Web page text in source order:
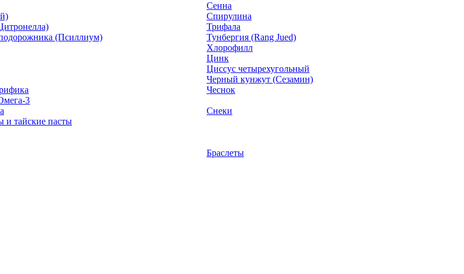
(Псиллиум)
3
Сенна
Спирулина
Трифала
Тунбергия (Rang Jued)
Хлорофилл
Цинк
Циссус четырехугольный
Черный кунжут (Сезамин)
Чеснок
и тайские пасты
Снеки
Браслеты